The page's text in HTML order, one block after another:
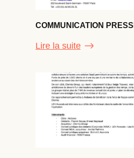
COMMUNICATION
Lire la suite